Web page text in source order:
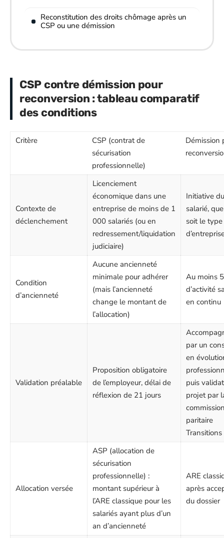
Reconstitution des droits chômage après un
CSP ou une démission
CSP contre démission pour
reconversion : tableau comparatif
des conditions
Critère
CSP (contrat de
sécurisation
professionnelle)
Démission
Contexte de
déclenchement
Licenciement
économique dans une
entreprise de moins de 1
000 salariés (ou en
redressement/liquidation
judiciaire)
Initiative du
salarié,
soit le type
Condition
d’ancienneté
Aucune ancienneté
minimale pour adhérer
(mais l’ancienneté
change le montant de
l’allocation)
Au moins
d’activité
en continu
Validation préalable
Proposition obligatoire
de l’employeur, délai de
réflexion de 21 jours
par un
en
puis
projet par
paritaire
Transitions
Allocation versée
ASP (allocation de
sécurisation
professionnelle) :
montant supérieur à
l’ARE classique pour les
salariés ayant plus d’un
an d’ancienneté
ARE
après
du dossier